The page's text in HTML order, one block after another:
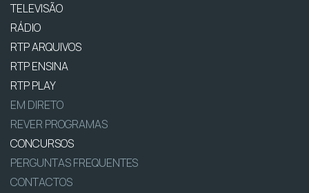
TELEVISÃO
RÁDIO
RTP ARQUIVOS
RTP ENSINA
RTP PLAY
EM DIRETO
REVER PROGRAMAS
CONCURSOS
PERGUNTAS FREQUENTES
CONTACTOS